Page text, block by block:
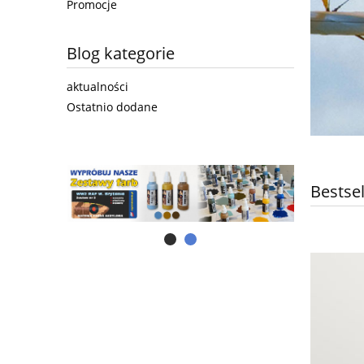
Promocje
Blog kategorie
aktualności
Ostatnio dodane